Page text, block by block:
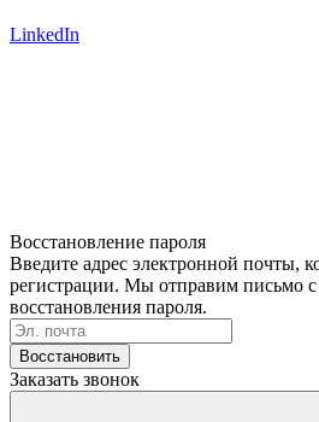
LinkedIn
Восстановление пароля
Введите адрес электронной почты,
регистрации. Мы отправим письмо
восстановления пароля.
Восстановить
Заказать звонок